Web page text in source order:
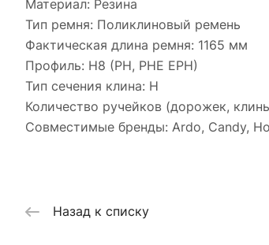
Материал: Резина
Тип ремня: Поликлиновый ремень
Фактическая длина ремня: 1165 мм
Профиль: H8 (PH, PHE EPH)
Тип сечения клина: H
Количество ручейков (дорожек,
Совместимые бренды: Ardo, Candy,
Назад к списку